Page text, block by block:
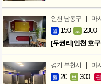
인천 남동구 | 마
월 190 보 2000
[무권리]인천 호
경기 부천시 | 마
월 20 보 300 권